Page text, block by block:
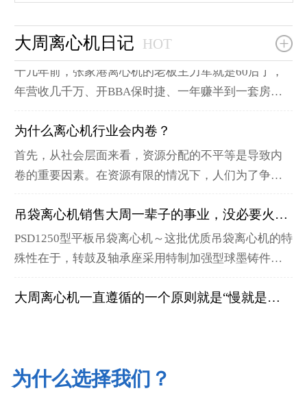
符合客户所要求的特制离心机，定制
型离心机，只要您有要求，都能尽量
满足。
大周离心机日记 HOT
心机的耐用时间。
准必须采用高品质优质全自动离心机的质量标准。什
么样的全自动离心机的寿命时间会更长。那种不仅只
关注全自动离心机的使用寿命性能，还关注到全自动
离心机的故障率低，稳定性，安全性能的全自动离心
机寿命时间会更长。20家名企连续6年下单，找离心机
大周采购刮刀全自动离心机，质量比保险公司还保
险，服务比客户还客户。
办大周离心机厂动力源自于哪里？
年营收几千万、开BBA保时捷、一年赚半到一套房是
身闯劲，一头扎进这市场里，学技术，做销售，开工
为什么离心机行业会内卷？
首先，从社会层面来看，资源分配的不平等是导致内
卷的重要因素。在资源有限的情况下，人们为了争夺
卷现象的出现。例如，在舆情期间，工厂能够正常生
争取，从而产生了“生产内卷”现象。
PSD1250型平板吊袋离心机～这批优质吊袋离心机的特
殊性在于，转鼓及轴承座采用特制加强型球墨铸件制
定制的，主轴上我们采用了由上而下顺流保养的生产
护维修周期，提高了生产效率。我们的优质吊袋离心
机，故障率低，离心机寿命长。
年不来，我就再多等5年。一辈子的事业，何必火急火
为什么选择我们？